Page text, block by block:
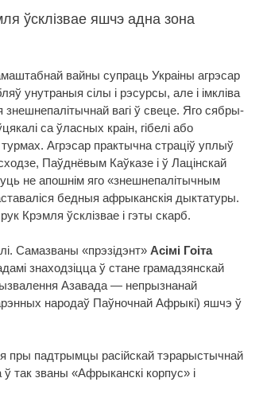
ўсклізвае яшчэ адна зона
вайны супраць Украіны агрэсар
унутраныя сілы і рэсурсы, але і імкліва
знешнепалітычнай вагі ў свеце. Яго сябры-
са ўласных краін, гібелі або
Агрэсар практычна страціў уплыў
Паўднёвым Каўказе і ў Лацінскай
не апошнім яго «знешнепалітычным
бедныя афрыканскія дыктатуры.
Крэмля ўсклізвае і гэты скарб.
Самазваны «прэзідэнт» Асімі Гоіта
знаходзіцца ў стане грамадзянскай
Азавада — непрызнанай
народаў Паўночнай Афрыкі) яшчэ ў
пры падтрымцы расійскай тэрарыстычнай
так званы «Афрыканскі корпус» і